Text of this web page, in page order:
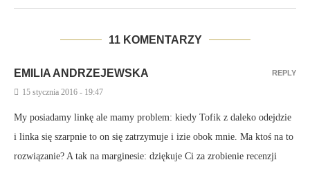
11 KOMENTARZY
EMILIA ANDRZEJEWSKA
15 stycznia 2016 - 19:47
My posiadamy linkę ale mamy problem: kiedy Tofik z daleko odejdzie
i linka się szarpnie to on się zatrzymuje i izie obok mnie. Ma ktoś na to
rozwiązanie? A tak na marginesie: dziękuje Ci za zrobienie recenzji
REPLY